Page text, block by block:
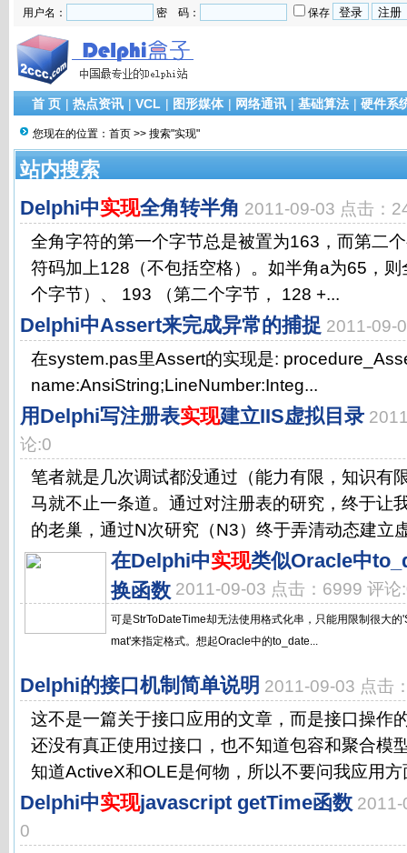
用户名： 密 码： 保存
首 页 | 热点资讯 | VCL | 图形媒体 | 网络通讯 | 基础算法 | 硬件系
您现在的位置： 首页 >> 搜索"实现"
站内搜索
Delphi中实现全角转半角 2011-09-03 点击：
全角字符的第一个字节总是被置为163，而第二
符码加上128（不包括空格）。如半角a为65，
个字节）、 193 （第二个字节， 128 +...
Delphi中Assert来完成异常的捕捉 2011-09-
在system.pas里Assert的实现是:
name:AnsiString;LineNumber:Integ...
用Delphi写注册表实现建立IIS虚拟目录
论:0
笔者就是几次调试都没通过（能力有限，知识有
马就不止一条道。通过对注册表的研究，终于让
的老巢，通过N次研究（N3）终于弄清动态建立
在Delphi中实现类似Oracle中
换函数 2011-09-03 点击：6999 评论
可是StrToDateTime却无法使用格式化串，只能用限制很大
mat'来指定格式。想起Oracle中的to_date...
Delphi的接口机制简单说明 2011-09-03 点击
这不是一篇关于接口应用的文章，而是接口操作
还没有真正使用过接口，也不知道包容和聚合模
知道ActiveX和OLE是何物，所以不要问我应用方
Delphi中实现javascript getTime函数 2011-
0